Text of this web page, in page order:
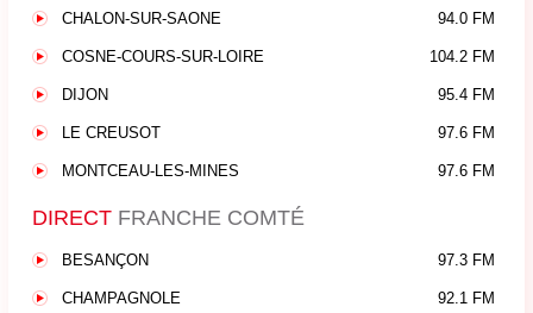
CHALON-SUR-SAONE 94.0 FM
COSNE-COURS-SUR-LOIRE 104.2 FM
DIJON 95.4 FM
LE CREUSOT 97.6 FM
MONTCEAU-LES-MINES 97.6 FM
DIRECT FRANCHE COMTÉ
BESANÇON 97.3 FM
CHAMPAGNOLE 92.1 FM